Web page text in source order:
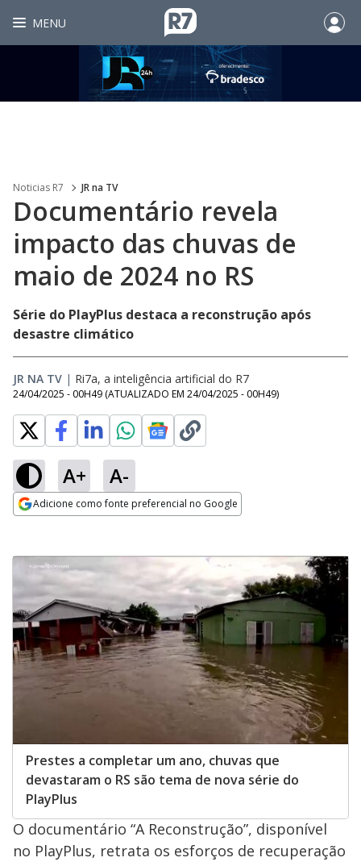
MENU
Noticias R7 JR na TV
Documentário revela
impacto das chuvas de
maio de 2024 no RS
Série do PlayPlus destaca a reconstrução após
desastre climático
JR NA TV | Ri7a, a inteligência artificial do R7
24/04/2025 - 00H49 (ATUALIZADO EM 24/04/2025 - 00H49)
A+ A-
Adicione como fonte preferencial no Google
Prestes a completar um ano, chuvas que
devastaram o RS são tema de nova série do
PlayPlus
O documentário “A Reconstrução”, disponível
no PlayPlus, retrata os esforços de recuperação